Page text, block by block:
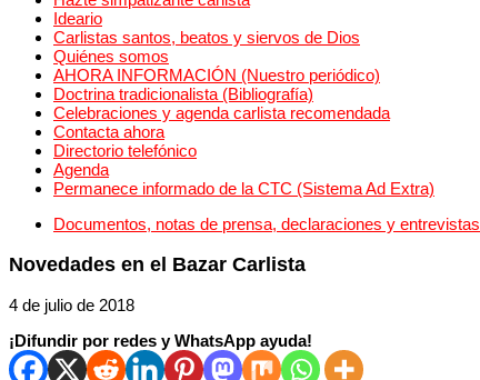
Ideario
Carlistas santos, beatos y siervos de Dios
Quiénes somos
AHORA INFORMACIÓN (Nuestro periódico)
Doctrina tradicionalista (Bibliografía)
Celebraciones y agenda carlista recomendada
Contacta ahora
Directorio telefónico
Agenda
Permanece informado de la CTC (Sistema Ad Extra)
Documentos, notas de prensa, declaraciones y
Novedades en el Bazar Carlista
4 de julio de 2018
¡Difundir por redes y WhatsApp ayuda!